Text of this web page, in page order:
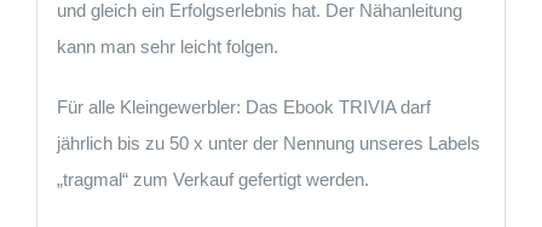
und gleich ein Erfolgserlebnis hat. Der Nähanleitung
kann man sehr leicht folgen.
Für alle Kleingewerbler: Das Ebook TRIVIA darf
jährlich bis zu 50 x unter der Nennung unseres Labels
„tragmal“ zum Verkauf gefertigt werden.